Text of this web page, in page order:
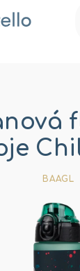
BAAGL